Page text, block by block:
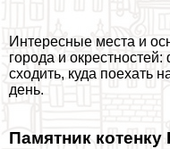
Интересные места и
города и
сходить, куда поехать
день.
Памятник